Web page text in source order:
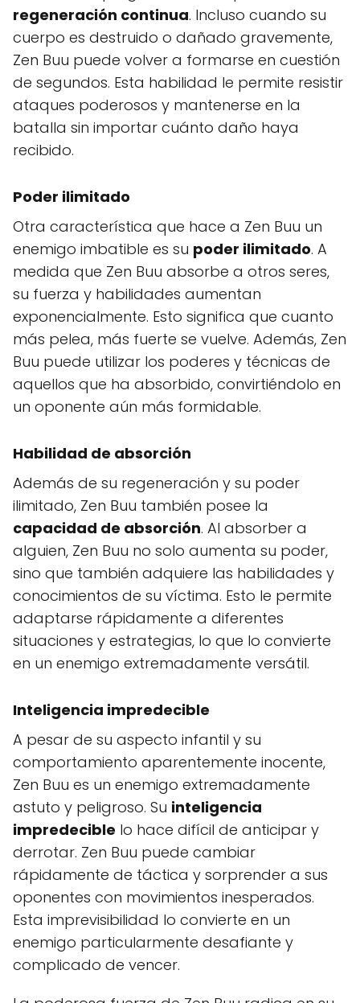
regeneración continua. Incluso cuando su
cuerpo es destruido o dañado gravemente,
Zen Buu puede volver a formarse en cuestión
de segundos. Esta habilidad le permite resistir
ataques poderosos y mantenerse en la
batalla sin importar cuánto daño haya
recibido.
Poder ilimitado
Otra característica que hace a Zen Buu un
enemigo imbatible es su poder ilimitado. A
medida que Zen Buu absorbe a otros seres,
su fuerza y habilidades aumentan
exponencialmente. Esto significa que cuanto
más pelea, más fuerte se vuelve. Además, Zen
Buu puede utilizar los poderes y técnicas de
aquellos que ha absorbido, convirtiéndolo en
un oponente aún más formidable.
Habilidad de absorción
Además de su regeneración y su poder
ilimitado, Zen Buu también posee la
capacidad de absorción. Al absorber a
alguien, Zen Buu no solo aumenta su poder,
sino que también adquiere las habilidades y
conocimientos de su víctima. Esto le permite
adaptarse rápidamente a diferentes
situaciones y estrategias, lo que lo convierte
en un enemigo extremadamente versátil.
Inteligencia impredecible
A pesar de su aspecto infantil y su
comportamiento aparentemente inocente,
Zen Buu es un enemigo extremadamente
astuto y peligroso. Su inteligencia
impredecible lo hace difícil de anticipar y
derrotar. Zen Buu puede cambiar
rápidamente de táctica y sorprender a sus
oponentes con movimientos inesperados.
Esta imprevisibilidad lo convierte en un
enemigo particularmente desafiante y
complicado de vencer.